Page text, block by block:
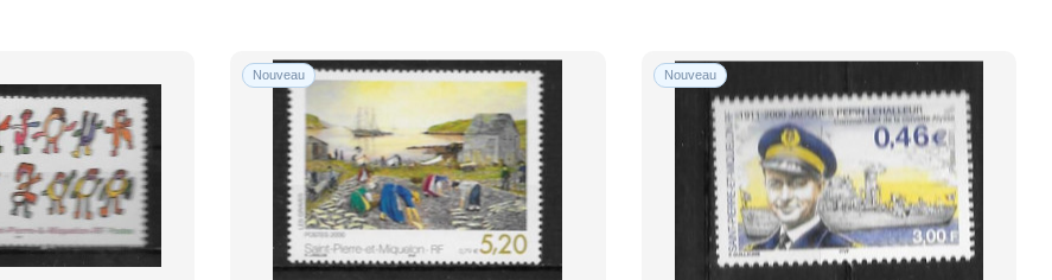
Nouveau Nouveau